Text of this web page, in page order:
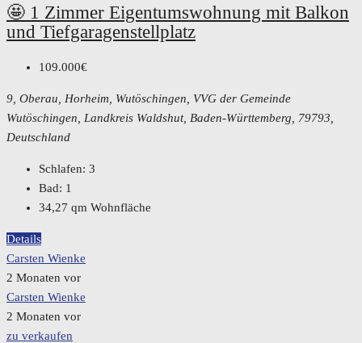
🤩 1 Zimmer Eigentumswohnung mit Balkon
und Tiefgaragenstellplatz
109.000€
9, Oberau, Horheim, Wutöschingen, VVG der Gemeinde
Wutöschingen, Landkreis Waldshut, Baden-Württemberg, 79793,
Deutschland
Schlafen: 3
Bad: 1
34,27 qm Wohnfläche
Details
Carsten Wienke
2 Monaten vor
Carsten Wienke
2 Monaten vor
zu verkaufen